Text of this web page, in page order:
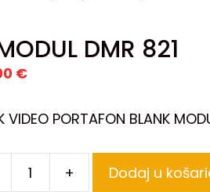
DMR 821
€
VIDEO PORTAFON BLANK
+ Dodaj u